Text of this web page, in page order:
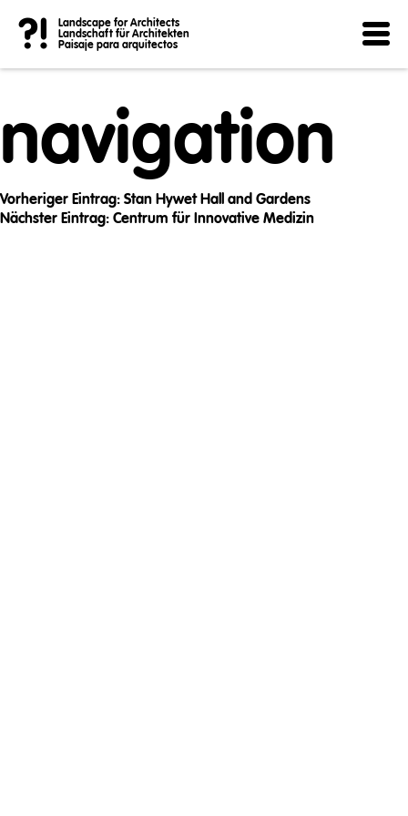
?!
Landscape for Architects
Landschaft für Architekten
Paisaje para arquitectos
Post
navigation
Vorheriger Eintrag: Stan Hywet Hall and Gardens
Nächster Eintrag: Centrum für Innovative Medizin